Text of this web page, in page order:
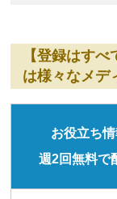
【登録はす
は様々なメデ
お役立ち
週2回無料で